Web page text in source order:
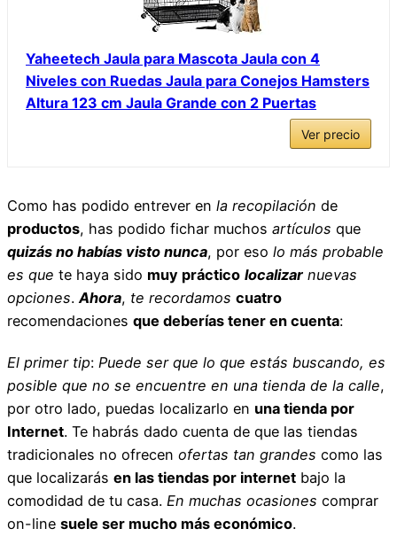
Yaheetech Jaula para Mascota Jaula con 4
Niveles con Ruedas Jaula para Conejos Hamsters
Altura 123 cm Jaula Grande con 2 Puertas
Ver precio
Como has podido entrever en la recopilación de
productos, has podido fichar muchos artículos que
quizás no habías visto nunca, por eso lo más probable
es que te haya sido muy práctico localizar nuevas
opciones. Ahora, te recordamos cuatro
recomendaciones que deberías tener en cuenta:
El primer tip: Puede ser que lo que estás buscando, es
posible que no se encuentre en una tienda de la calle,
por otro lado, puedas localizarlo en una tienda por
Internet. Te habrás dado cuenta de que las tiendas
tradicionales no ofrecen ofertas tan grandes como las
que localizarás en las tiendas por internet bajo la
comodidad de tu casa. En muchas ocasiones comprar
on-line suele ser mucho más económico.